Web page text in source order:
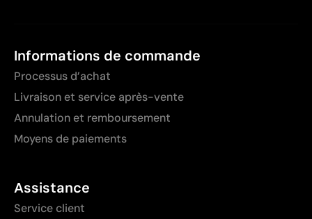
Informations de commande
Processus d’achat
Livraison et service après-vente
Annulation et remboursement
Moyens de paiements
Assistance
Service client